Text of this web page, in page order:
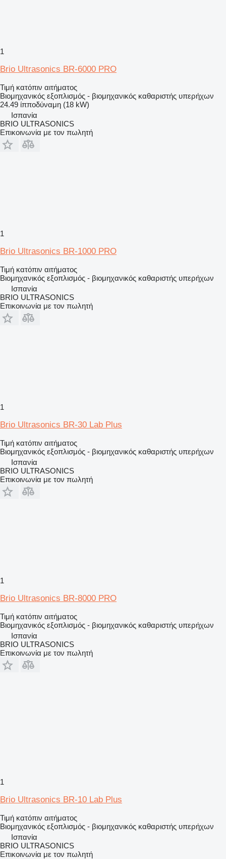
1
Brio Ultrasonics BR-6000 PRO
Τιμή κατόπιν αιτήματος
Βιομηχανικός εξοπλισμός - βιομηχανικός καθαριστής υπερήχων
24.49 ίπποδύναμη (18 kW)
Ισπανία
BRIO ULTRASONICS
Επικοινωνία με τον πωλητή
1
Brio Ultrasonics BR-1000 PRO
Τιμή κατόπιν αιτήματος
Βιομηχανικός εξοπλισμός - βιομηχανικός καθαριστής υπερήχων
Ισπανία
BRIO ULTRASONICS
Επικοινωνία με τον πωλητή
1
Brio Ultrasonics BR-30 Lab Plus
Τιμή κατόπιν αιτήματος
Βιομηχανικός εξοπλισμός - βιομηχανικός καθαριστής υπερήχων
Ισπανία
BRIO ULTRASONICS
Επικοινωνία με τον πωλητή
1
Brio Ultrasonics BR-8000 PRO
Τιμή κατόπιν αιτήματος
Βιομηχανικός εξοπλισμός - βιομηχανικός καθαριστής υπερήχων
Ισπανία
BRIO ULTRASONICS
Επικοινωνία με τον πωλητή
1
Brio Ultrasonics BR-10 Lab Plus
Τιμή κατόπιν αιτήματος
Βιομηχανικός εξοπλισμός - βιομηχανικός καθαριστής υπερήχων
Ισπανία
BRIO ULTRASONICS
Επικοινωνία με τον πωλητή